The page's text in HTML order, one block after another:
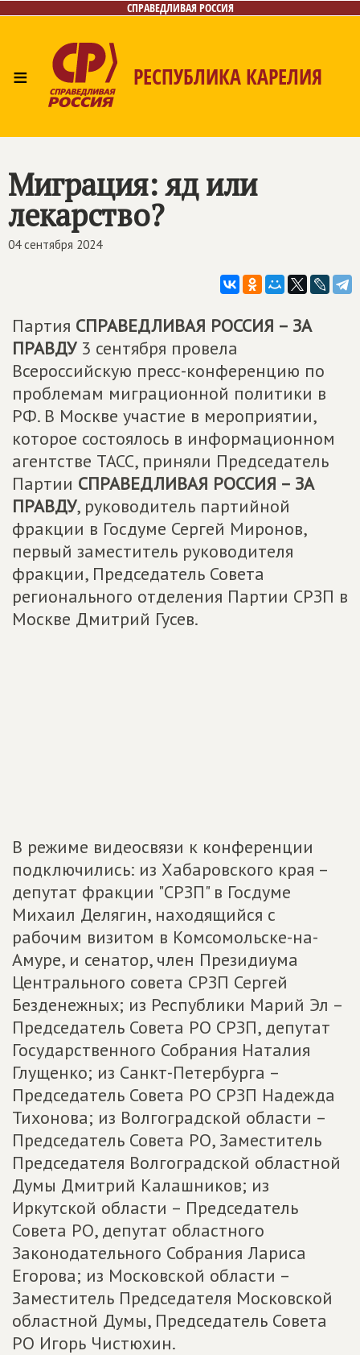
СПРАВЕДЛИВАЯ РОССИЯ
≡ РЕСПУБЛИКА КАРЕЛИЯ
Миграция: яд или
лекарство?
04 сентября 2024
Партия СПРАВЕДЛИВАЯ РОССИЯ – ЗА
ПРАВДУ3 сентября провела
Всероссийскую пресс-конференцию по
проблемам миграционной политики в
РФ. В Москве участие в мероприятии,
которое состоялось в информационном
агентстве ТАСС, приняли Председатель
Партии СПРАВЕДЛИВАЯ РОССИЯ – ЗА
ПРАВДУ, руководитель партийной
фракции в Госдуме Сергей Миронов,
первый заместитель руководителя
фракции, Председатель Совета
регионального отделения Партии СРЗП в
Москве Дмитрий Гусев.
В режиме видеосвязи к конференции
подключились: из Хабаровского края –
депутат фракции "СРЗП" в Госдуме
Михаил Делягин, находящийся с
рабочим визитом в Комсомольске-на-
Амуре, и сенатор, член Президиума
Центрального совета СРЗП Сергей
Безденежных; из Республики Марий Эл –
Председатель Совета РО СРЗП, депутат
Государственного Собрания Наталия
Глущенко; из Санкт-Петербурга –
Председатель Совета РО СРЗП Надежда
Тихонова; из Волгоградской области –
Председатель Совета РО, Заместитель
Председателя Волгоградской областной
Думы Дмитрий Калашников; из
Иркутской области – Председатель
Совета РО, депутат областного
Законодательного Собрания Лариса
Егорова; из Московской области –
Заместитель Председателя Московской
областной Думы, Председатель Совета
РО Игорь Чистюхин.